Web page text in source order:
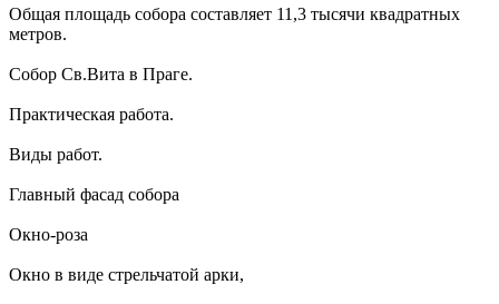
Общая площадь собора составляет 11,3 тысячи квадратных
метров.
Собор Св.Вита в Праге.
Практическая работа.
Виды работ.
Главный фасад собора
Окно-роза
Окно в виде стрельчатой арки,